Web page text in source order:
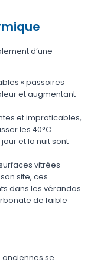
d’une
« passoires
et augmentant
et impraticables,
les 40°C
et la nuit sont
vitrées
site, ces
dans les vérandas
de faible
anciennes se